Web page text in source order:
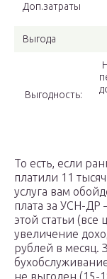
Доп.затраты
Выгода
Выгодность:
То есть, если
платили 11
услуга вам
плата за УСН-ДР
этой статьи
увеличение
рублей в месяц.
не выгоден (15-